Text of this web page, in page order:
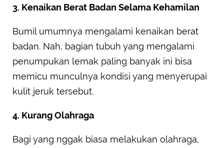
3. Kenaikan Berat Badan Selama Kehamilan
Bumil umumnya mengalami kenaikan berat
badan. Nah, bagian tubuh yang mengalami
penumpukan lemak paling banyak ini bisa
memicu munculnya kondisi yang menyerupai
kulit jeruk tersebut.
4. Kurang Olahraga
Bagi yang nggak biasa melakukan olahraga,